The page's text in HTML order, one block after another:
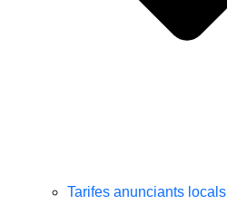
Tarifes anunciants locals